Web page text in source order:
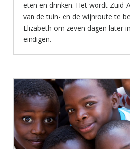
eten en drinken. Het wordt Zuid-
van de tuin- en de wijnroute te
Elizabeth om zeven dagen later
eindigen.